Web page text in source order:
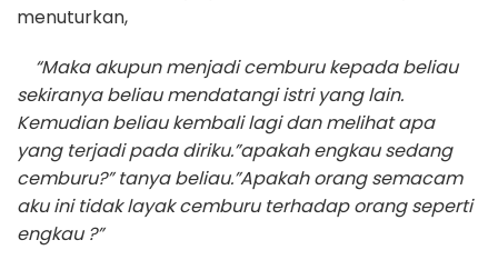
menuturkan,
“Maka akupun menjadi cemburu kepada beliau
sekiranya beliau mendatangi istri yang lain.
Kemudian beliau kembali lagi dan melihat apa
yang terjadi pada diriku.”apakah engkau sedang
cemburu?” tanya beliau.”Apakah orang semacam
aku ini tidak layak cemburu terhadap orang seperti
engkau ?”